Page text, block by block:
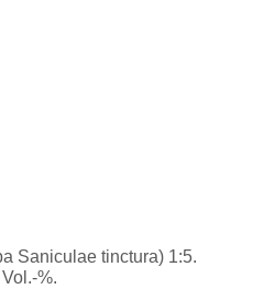
Saniculae tinctura) 1:5.
%.